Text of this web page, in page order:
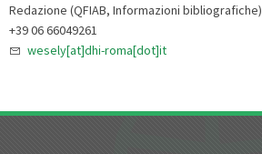
Redazione (QFIAB, Informazioni bibliografiche)
+39 06 66049261
wesely[at]dhi-roma[dot]it